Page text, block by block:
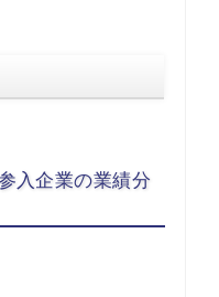
入企業の業績分